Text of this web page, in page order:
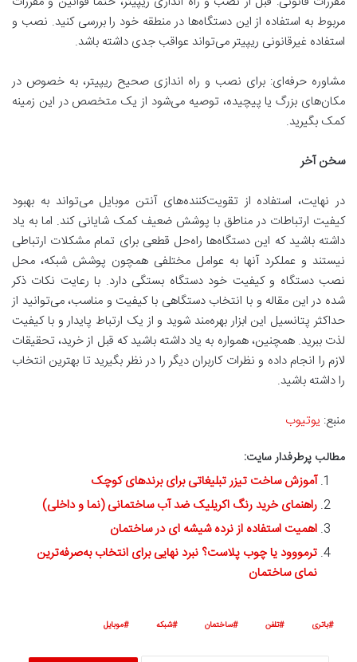
مربوط به استفاده از این دستگاه‌ها در منطقه خود را بررسی کنید. نصب و
استفاده غیرقانونی ریپیتر می‌تواند عواقب جدی داشته باشد.
مشاوره حرفه‌ای: برای نصب و راه اندازی صحیح ریپیتر، به خصوص در
مکان‌های بزرگ یا پیچیده، توصیه می‌شود از یک متخصص در این زمینه
کمک بگیرید.
سخن آخر
در نهایت، استفاده از تقویت‌کننده‌های آنتن موبایل می‌تواند به بهبود
کیفیت ارتباطات در مناطق با پوشش ضعیف کمک شایانی کند. اما به یاد
داشته باشید که این دستگاه‌ها راه‌حل قطعی برای تمام مشکلات ارتباطی
نیستند و عملکرد آنها به عوامل مختلفی همچون پوشش شبکه، محل
نصب دستگاه و کیفیت خود دستگاه بستگی دارد. با رعایت نکات ذکر
شده در این مقاله و با انتخاب دستگاهی با کیفیت و مناسب، می‌توانید از
حداکثر پتانسیل این ابزار بهره‌مند شوید و از یک ارتباط پایدار و با کیفیت
لذت ببرید. همچنین، همواره به یاد داشته باشید که قبل از خرید، تحقیقات
لازم را انجام داده و نظرات کاربران دیگر را در نظر بگیرید تا بهترین انتخاب
را داشته باشید.
منبع: یوتیوب
مطالب پرطرفدار سایت:
آموزش ساخت تیزر تبلیغاتی برای برندهای کوچک
راهنمای خرید رنگ اکریلیک ضد آب ساختمانی (نما و داخلی)
اهمیت استفاده از نرده شیشه ای در ساختمان
ترمووود یا چوب پلاست؟ نبرد نهایی برای انتخاب به‌صرفه‌ترین
نمای ساختمان
باتری تلفن ساختمان شبکه موبایل